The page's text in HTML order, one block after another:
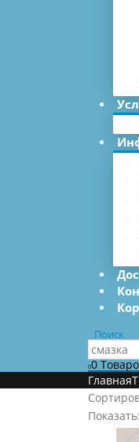
Поиск
00
Главная
Показать: